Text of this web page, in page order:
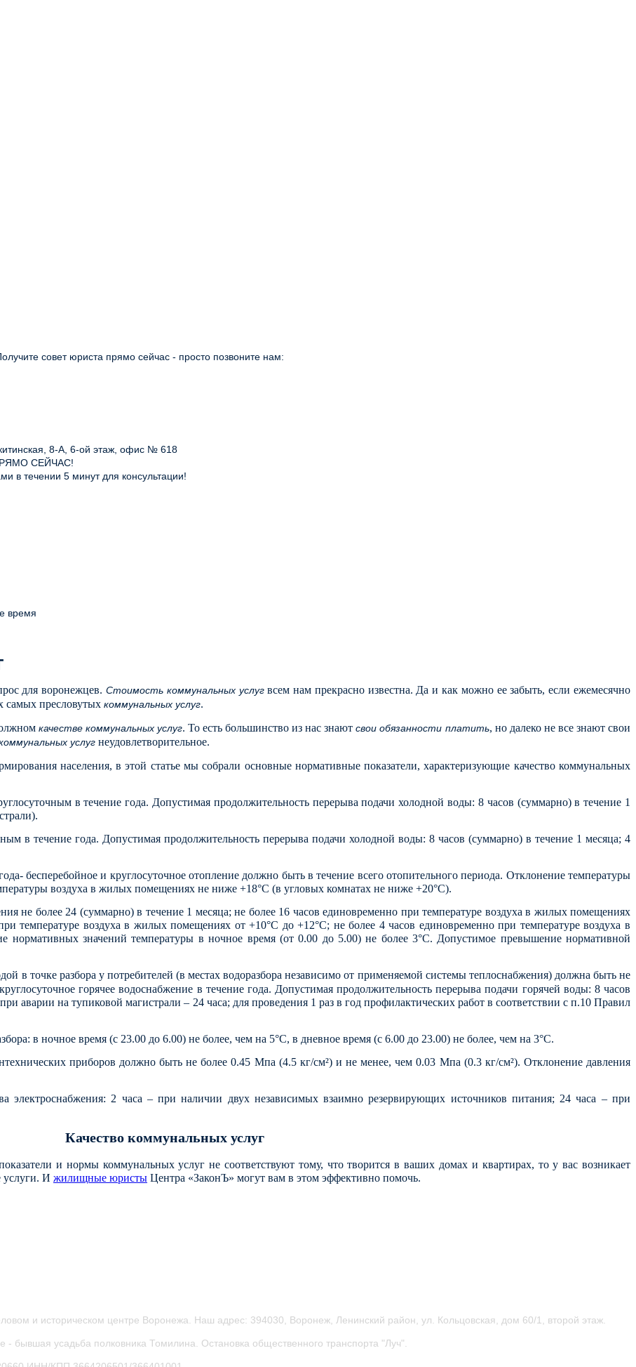
совет юриста прямо сейчас - просто позвоните нам:
8-А, 6-ой этаж, офис № 618
СЕЙЧАС!
в течении 5 минут для консультации!
время
для воронежцев. Стоимость коммунальных услугвсем нам прекрасно известна. Да и как можно ее забыть, если ежемесячно
самых пресловутых коммунальных услуг.
качестве коммунальных услуг. То есть большинство из нас знаютсвои обязанности платить, но далеко не все знают свои
услуг неудовлетворительное.
населения, в этой статье мы собрали основные нормативные показатели, характеризующие качество коммунальных
в течение года. Допустимая продолжительность перерыва подачи холодной воды: 8 часов (суммарно) в течение 1
в течение года. Допустимая продолжительность перерыва подачи холодной воды: 8 часов (суммарно) в течение 1 месяца; 4
бесперебойное и круглосуточное отопление должно быть в течение всего отопительного периода. Отклонение температуры
воздуха в жилых помещениях не ниже +18°С (в угловых комнатах не ниже +20°С).
не более 24 (суммарно) в течение 1 месяца; не более 16 часов единовременно при температуре воздуха в жилых помещениях
температуре воздуха в жилых помещениях от +10°С до +12°С; не более 4 часов единовременно при температуре воздуха в
значений температуры в ночное время (от 0.00 до 5.00) не более 3°С. Допустимое превышение нормативной
в точке разбора у потребителей (в местах водоразбора независимо от применяемой системы теплоснабжения) должна быть не
горячее водоснабжение в течение года. Допустимая продолжительность перерыва подачи горячей воды: 8 часов
аварии на тупиковой магистрали – 24 часа; для проведения 1 раз в год профилактических работ в соответствии с п.10 Правил
в ночное время (с 23.00 до 6.00) не более, чем на 5°С, в дневное время (с 6.00 до 23.00) не более, чем на 3°С.
приборов должно быть не более 0.45 Мпа (4.5 кг/см²) и не менее, чем 0.03 Мпа (0.3 кг/см²). Отклонение давления
электроснабжения: 2 часа – при наличии двух независимых взаимно резервирующих источников питания; 24 часа – при
Качество коммунальных услуг
и нормы коммунальных услуг не соответствуют тому, что творится в ваших домах и квартирах, то у вас возникает
услуги. И жилищные юристы Центра «ЗаконЪ» могут вам в этом эффективно помочь.
и историческом центре Воронежа. Наш адрес: 394030, Воронеж, Ленинский район, ул. Кольцовская, дом 60/1, второй этаж.
бывшая усадьба полковника Томилина. Остановка общественного транспорта "Луч".